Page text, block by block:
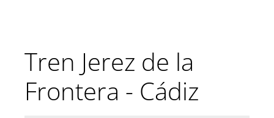
Tren Jerez de la
Frontera - Cádiz